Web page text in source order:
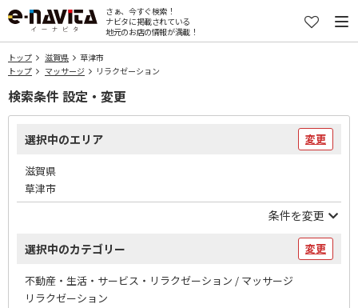
さぁ、今すぐ検索！
ナビタに掲載されている
地元のお店の情報が満載！
トップ 滋賀県
草津市
トップ
マッサージ リラクゼーション
検索条件 設定・変更
選択中のエリア 変更
滋賀県
草津市
条件を変更
選択中のカテゴリー 変更
不動産・生活・サービス・リラクゼーション / マッサージ
リラクゼーション